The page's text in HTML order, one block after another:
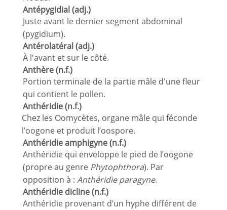
Antépygidial (adj.)
Juste avant le dernier segment abdominal
(pygidium).
Antérolatéral (adj.)
À l'avant et sur le côté.
Anthère (n.f.)
Portion terminale de la partie mâle d'une fleur
qui contient le pollen.
Anthéridie (n.f.)
Chez les Oomycètes, organe mâle qui féconde
l’oogone et produit l’oospore.
Anthéridie amphigyne (n.f.)
Anthéridie qui enveloppe le pied de l’oogone
(propre au genre Phytophthora). Par
opposition à : Anthéridie paragyne.
Anthéridie dicline (n.f.)
Anthéridie provenant d’un hyphe différent de